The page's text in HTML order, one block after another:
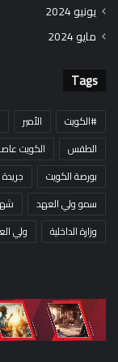
يونيو 2024
مايو 2024
Tags
#الكويت الأمير
الطقس
الكويت
بورصة الكويت
سمو ولي العهد
وزارة الداخلية
ولي